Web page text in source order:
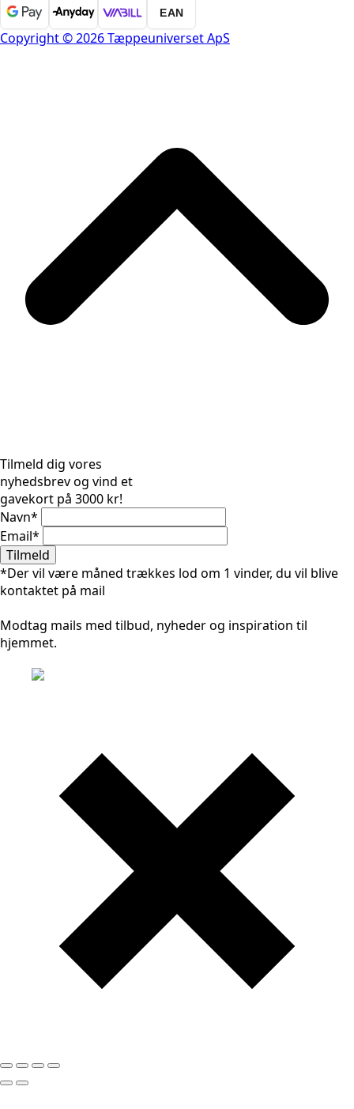
EAN
Copyright © 2026 Tæppeuniverset ApS
Tilmeld dig vores
nyhedsbrev og vind et
gavekort på 3000 kr!
Navn*
Email*
Tilmeld
*Der vil være måned trækkes lod om 1 vinder, du vil blive
kontaktet på mail
Modtag mails med tilbud, nyheder og inspiration til
hjemmet.